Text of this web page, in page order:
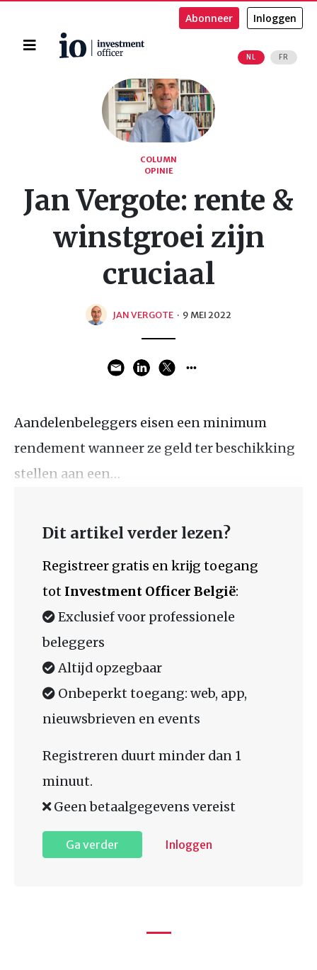
Home
NL FR
Abonneer Inloggen
COLUMN
OPINIE
Jan Vergote: rente &
winstgroei zijn
cruciaal
JAN VERGOTE · 9 MEI 2022
Aandelenbeleggers eisen een minimum
rendement wanneer ze geld ter beschikking
stellen aan een…
Dit artikel verder lezen?
Registreer gratis en krijg toegang
tot Investment Officer België:
Exclusief voor professionele
beleggers
Altijd opzegbaar
Onbeperkt toegang: web, app,
nieuwsbrieven en events
Registreren duurt minder dan 1
minuut.
Geen betaalgegevens vereist
Ga verder Inloggen